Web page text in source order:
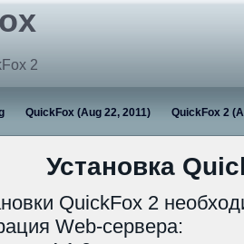
2
QuickFox (Aug 22, 2011) QuickFox 2
Установка
QuickFox 2
Web-сервера: